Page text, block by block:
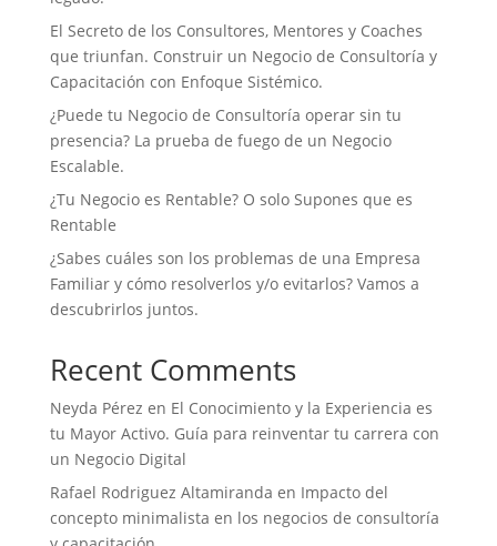
El Secreto de los Consultores, Mentores y Coaches
que triunfan. Construir un Negocio de Consultoría y
Capacitación con Enfoque Sistémico.
¿Puede tu Negocio de Consultoría operar sin tu
presencia? La prueba de fuego de un Negocio
Escalable.
¿Tu Negocio es Rentable? O solo Supones que es
Rentable
¿Sabes cuáles son los problemas de una Empresa
Familiar y cómo resolverlos y/o evitarlos? Vamos a
descubrirlos juntos.
Recent Comments
Neyda Pérez en El Conocimiento y la Experiencia es
tu Mayor Activo. Guía para reinventar tu carrera con
un Negocio Digital
Rafael Rodriguez Altamiranda en Impacto del
concepto minimalista en los negocios de consultoría